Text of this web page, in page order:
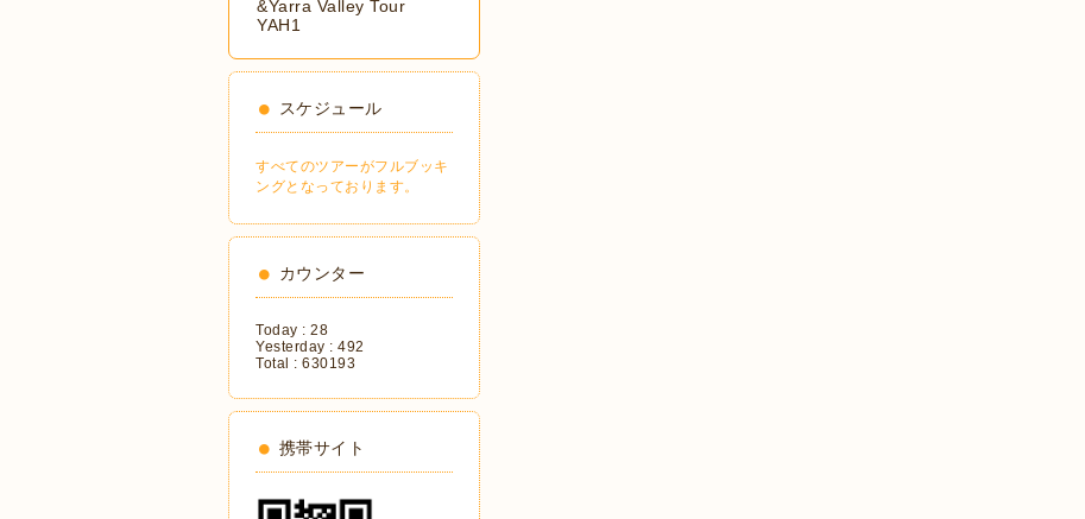
&Yarra Valley Tour
YAH1
スケジュール
すべてのツアーがフルブッキ
ングとなっております。
カウンター
Today : 28
Yesterday : 492
Total : 630193
携帯サイト